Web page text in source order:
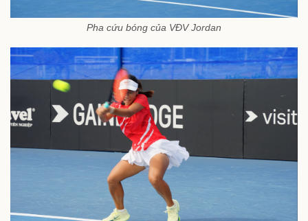
Pha cứu bóng của VĐV Jordan